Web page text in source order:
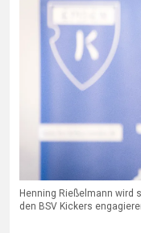
Henning Rießelmann wird
den BSV Kickers